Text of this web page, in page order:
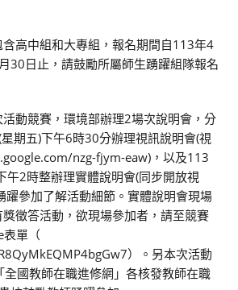
高中組和大專組，報名期間自113年4
30日止，請鼓勵所屬師生踴躍組隊報名
動競賽，環境部辦理2場次說明會，分
期五)下午6時30分辦理視訊說明會(視
nzg-fjym-eaw)，以及113
午2時整辦理實體說明會(同步開放視
躍參加了解活動細節。實體說明會現場
徵答活動，欲現場參加者，請至競賽
表單（
）。另本次活動
全國教師在職進修網」各核發教師在職